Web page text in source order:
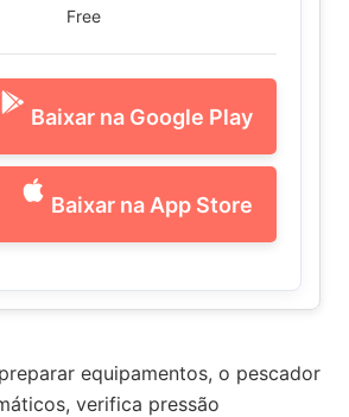
Free
Baixar na Google Play
Baixar na App Store
equipamentos, o pescador
verifica pressão